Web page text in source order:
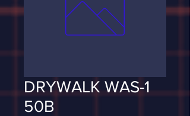
DRYWALK WAS-1
50B